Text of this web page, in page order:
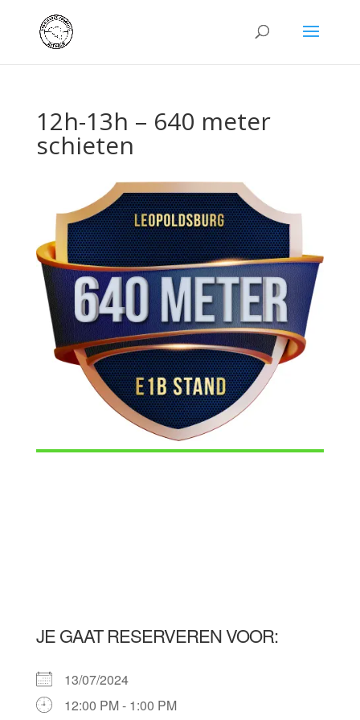
12h-13h – 640 meter
schieten
JE GAAT RESERVEREN VOOR:
13/07/2024
12:00 PM - 1:00 PM